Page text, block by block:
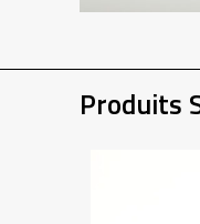
Produits